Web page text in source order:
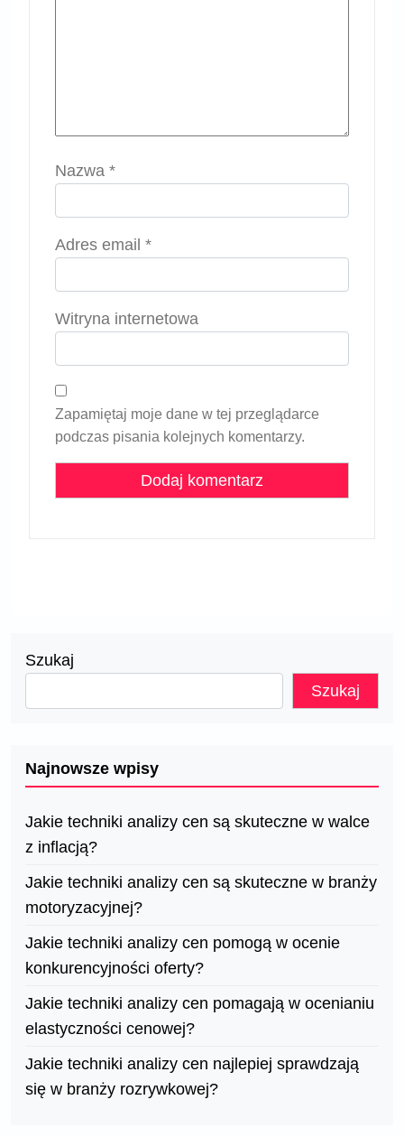
Nazwa *
Adres email *
Witryna internetowa
Zapamiętaj moje dane w tej przeglądarce
podczas pisania kolejnych komentarzy.
Szukaj
Szukaj
Najnowsze wpisy
Jakie techniki analizy cen są skuteczne w walce
z inflacją?
Jakie techniki analizy cen są skuteczne w branży
motoryzacyjnej?
Jakie techniki analizy cen pomogą w ocenie
konkurencyjności oferty?
Jakie techniki analizy cen pomagają w ocenianiu
elastyczności cenowej?
Jakie techniki analizy cen najlepiej sprawdzają
się w branży rozrywkowej?